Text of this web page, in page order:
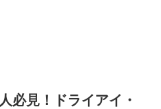
必見！ドライアイ・